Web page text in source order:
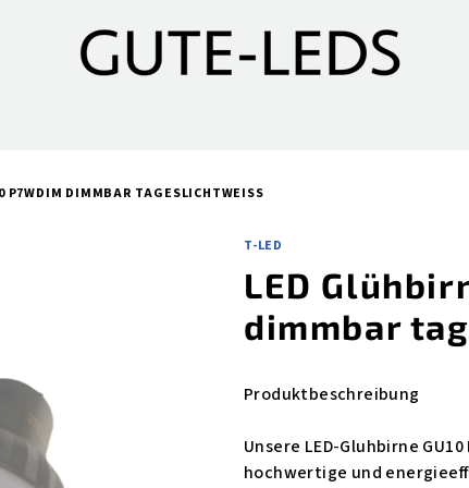
P7WDIM DIMMBAR TAGESLICHTWEISS
T-LED
LED
dimmbar
Produktbeschreibung
Unsere LED-Gluhbirne
hochwertige und